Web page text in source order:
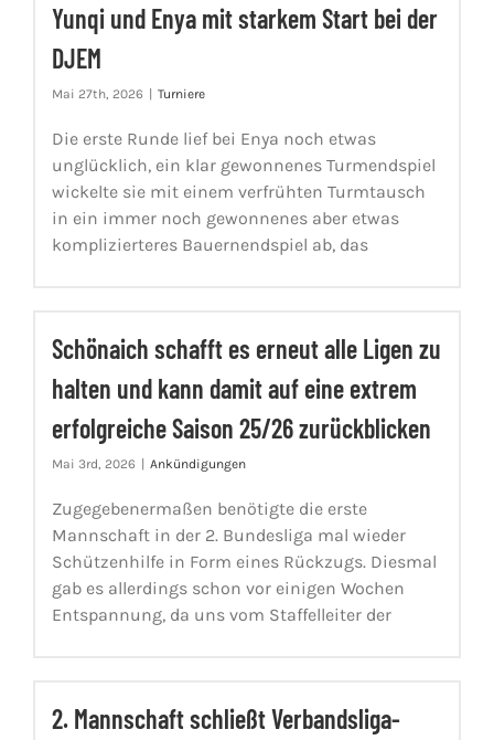
Yunqi und Enya mit starkem Start bei der
DJEM
Mai 27th, 2026 | Turniere
Die erste Runde lief bei Enya noch etwas
unglücklich, ein klar gewonnenes Turmendspiel
wickelte sie mit einem verfrühten Turmtausch
in ein immer noch gewonnenes aber etwas
komplizierteres Bauernendspiel ab, das
Schönaich schafft es erneut alle Ligen zu
halten und kann damit auf eine extrem
erfolgreiche Saison 25/26 zurückblicken
Mai 3rd, 2026 | Ankündigungen
Zugegebenermaßen benötigte die erste
Mannschaft in der 2. Bundesliga mal wieder
Schützenhilfe in Form eines Rückzugs. Diesmal
gab es allerdings schon vor einigen Wochen
Entspannung, da uns vom Staffelleiter der
2. Mannschaft schließt Verbandsliga-